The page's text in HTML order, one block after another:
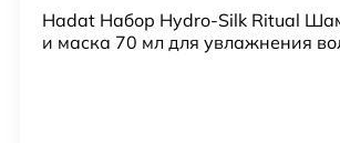
Hadat Набор Hydro-Silk Ritual
и маска 70 мл для увлажнения